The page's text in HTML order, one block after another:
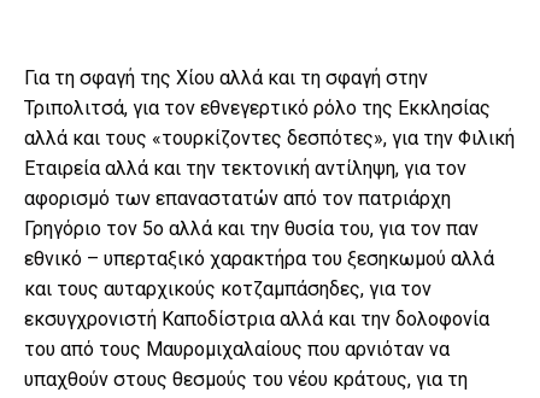
Για τη σφαγή της Χίου αλλά και τη σφαγή στην
Τριπολιτσά, για τον εθνεγερτικό ρόλο της Εκκλησίας
αλλά και τους «τουρκίζοντες δεσπότες», για την Φιλική
Εταιρεία αλλά και την τεκτονική αντίληψη, για τον
αφορισμό των επαναστατών από τον πατριάρχη
Γρηγόριο τον 5ο αλλά και την θυσία του, για τον παν
εθνικό – υπερταξικό χαρακτήρα του ξεσηκωμού αλλά
και τους αυταρχικούς κοτζαμπάσηδες, για τον
εκσυγχρονιστή Καποδίστρια αλλά και την δολοφονία
του από τους Μαυρομιχαλαίους που αρνιόταν να
υπαχθούν στους θεσμούς του νέου κράτους, για τη